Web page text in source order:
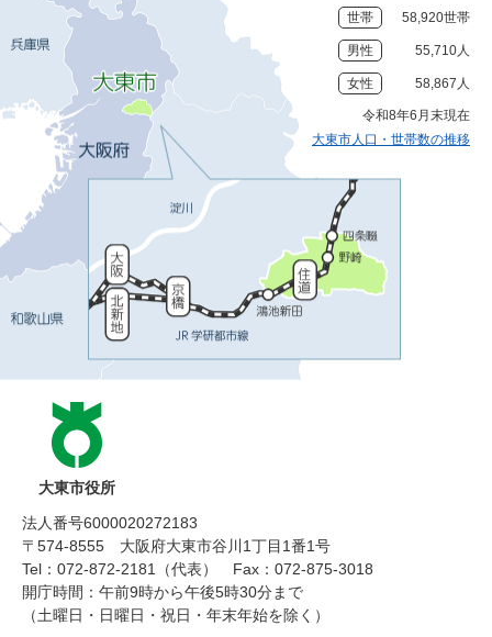
世帯 58,920世帯
男性 55,710人
女性 58,867人
令和8年6月末現在
大東市人口・世帯数の推移
大東市役所
法人番号6000020272183
〒574-8555 大阪府大東市谷川1丁目1番1号
Tel：072-872-2181（代表）
Fax：072-875-3018
開庁時間：午前9時から午後5時30分まで
（土曜日・日曜日・祝日・年末年始を除く）